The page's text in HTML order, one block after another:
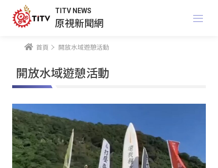
TITV NEWS
原視新聞網
首頁 開放水域遊憩活動
開放水域遊憩活動